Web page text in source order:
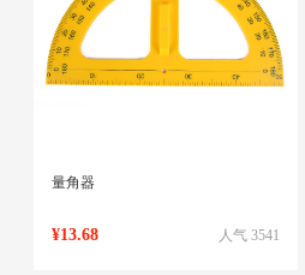
量角器
人气 3541
¥13.68